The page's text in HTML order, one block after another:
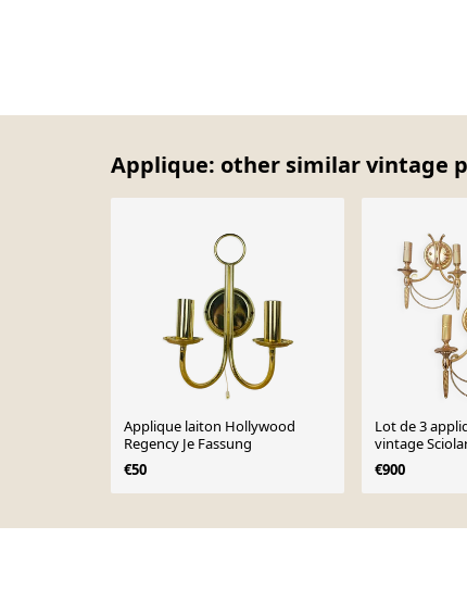
Applique: other similar vintage
Applique laiton Hollywood
Regency Je Fassung
€50
Lot de 3
vintage
or italien
€900